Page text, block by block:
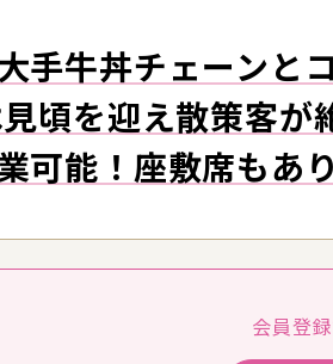
手牛丼チェーンと
頃を迎え散策客が
可能！座敷席もあ
会員登